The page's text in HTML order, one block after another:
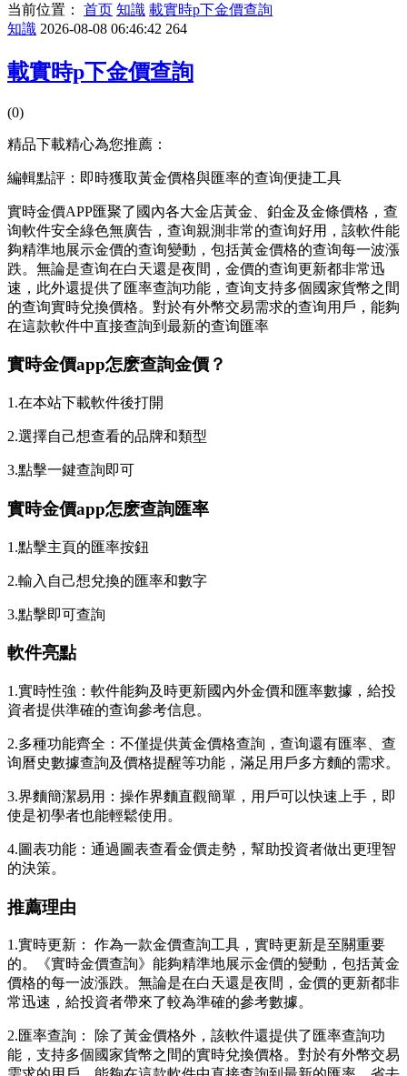
当前位置： 首页 知識 載實時p下金價查詢
知識 2026-08-08 06:46:42 264
載實時p下金價查詢
(0)
精品下載精心為您推薦：
編輯點評：即時獲取黃金價格與匯率的查询便捷工具
實時金價APP匯聚了國內各大金店黃金、鉑金及金條價格，查
询軟件安全綠色無廣告，查询親測非常的查询好用，該軟件能
夠精準地展示金價的查询變動，包括黃金價格的查询每一波漲
跌。無論是查询在白天還是夜間，金價的查询更新都非常迅
速，此外還提供了匯率查詢功能，查询支持多個國家貨幣之間
的查询實時兌換價格。對於有外幣交易需求的查询用戶，能夠
在這款軟件中直接查詢到最新的查询匯率
實時金價app怎麽查詢金價？
1.在本站下載軟件後打開
2.選擇自己想查看的品牌和類型
3.點擊一鍵查詢即可
實時金價app怎麽查詢匯率
1.點擊主頁的匯率按鈕
2.輸入自己想兌換的匯率和數字
3.點擊即可查詢
軟件亮點
1.實時性強：軟件能夠及時更新國內外金價和匯率數據，給投
資者提供準確的查询參考信息。
2.多種功能齊全：不僅提供黃金價格查詢，查询還有匯率、查
询曆史數據查詢及價格提醒等功能，滿足用戶多方麵的需求。
3.界麵簡潔易用：操作界麵直觀簡單，用戶可以快速上手，即
使是初學者也能輕鬆使用。
4.圖表功能：通過圖表查看金價走勢，幫助投資者做出更理智
的決策。
推薦理由
1.實時更新： 作為一款金價查詢工具，實時更新是至關重要
的。《實時金價查詢》能夠精準地展示金價的變動，包括黃金
價格的每一波漲跌。無論是在白天還是夜間，金價的更新都非
常迅速，給投資者帶來了較為準確的參考數據。
2.匯率查詢： 除了黃金價格外，該軟件還提供了匯率查詢功
能，支持多個國家貨幣之間的實時兌換價格。對於有外幣交易